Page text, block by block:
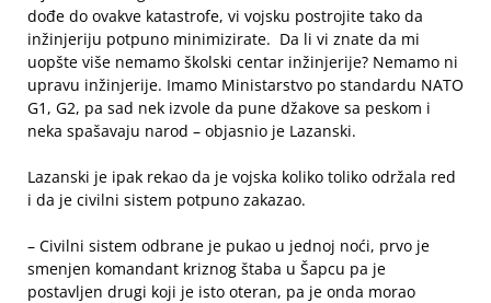
dođe do ovakve katastrofe, vi vojsku postrojite tako da
inžinjeriju potpuno minimizirate. Da li vi znate da mi
uopšte više nemamo školski centar inžinjerije? Nemamo ni
upravu inžinjerije. Imamo Ministarstvo po standardu NATO
G1, G2, pa sad nek izvole da pune džakove sa peskom i
neka spašavaju narod – objasnio je Lazanski.
Lazanski je ipak rekao da je vojska koliko toliko održala red
i da je civilni sistem potpuno zakazao.
– Civilni sistem odbrane je pukao u jednoj noći, prvo je
smenjen komandant kriznog štaba u Šapcu pa je
postavljen drugi koji je isto oteran, pa je onda morao